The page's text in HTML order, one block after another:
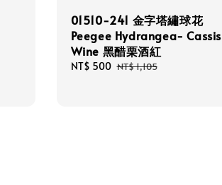
01510-241 金字塔繡球花
Peegee Hydrangea- Cassis
Wine 黑醋栗酒紅
Sale
NT$ 500 Regular
NT$ 1,105